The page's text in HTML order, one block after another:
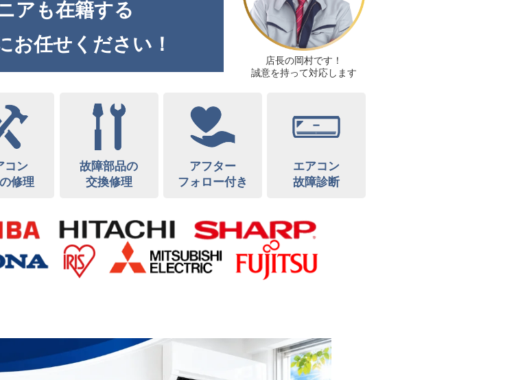
アも在籍する
お任せください！
店長の岡村です！
誠意を持って対応します
コン
修理
故障部品の
交換修理
アフター
フォロー付き
エアコン
故障診断